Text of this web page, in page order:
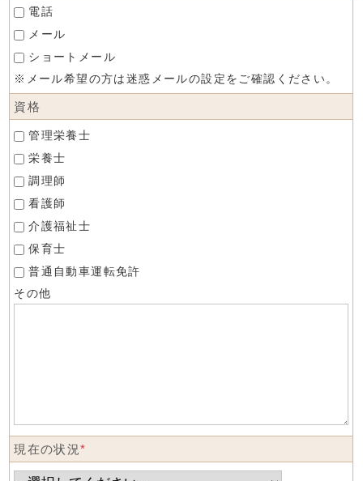
電話
メール
ショートメール
※メール希望の方は迷惑メールの設定をご確認ください。
資格
管理栄養士
栄養士
調理師
看護師
介護福祉士
保育士
普通自動車運転免許
その他
現在の状況*